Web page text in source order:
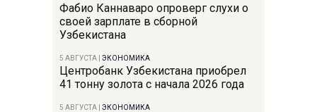
Фабио Каннаваро опроверг слухи о
своей зарплате в сборной
Узбекистана
5 АВГУСТА ЭКОНОМИКА
Центробанк Узбекистана приобрел
41 тонну золота с начала 2026 года
5 АВГУСТА ЭКОНОМИКА